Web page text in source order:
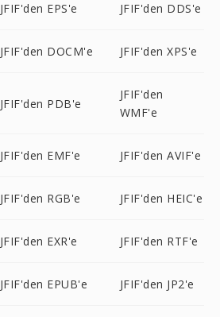
JFIF'den EPS'e JFIF'den DDS'e
JFIF'den DOCM'e JFIF'den XPS'e
JFIF'den PDB'e
JFIF'den
WMF'e
JFIF'den EMF'e JFIF'den AVIF'e
JFIF'den RGB'e JFIF'den HEIC'e
JFIF'den EXR'e JFIF'den RTF'e
JFIF'den EPUB'e JFIF'den JP2'e